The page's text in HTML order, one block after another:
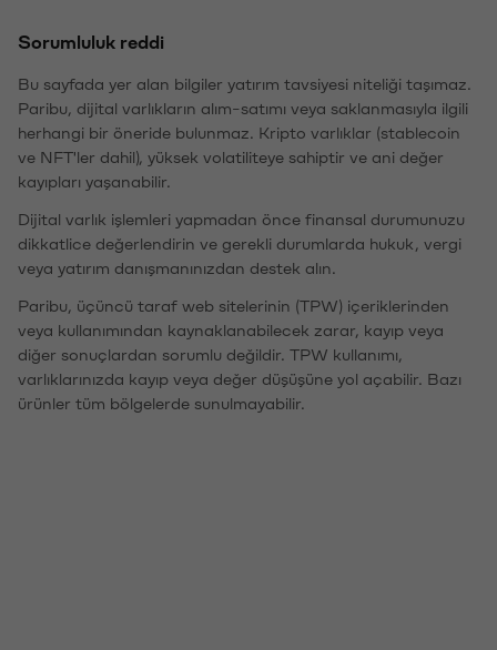
Sorumluluk reddi
Bu sayfada yer alan bilgiler yatırım tavsiyesi niteliği taşımaz.
Paribu, dijital varlıkların alım-satımı veya saklanmasıyla ilgili
herhangi bir öneride bulunmaz. Kripto varlıklar (stablecoin
ve NFT'ler dahil), yüksek volatiliteye sahiptir ve ani değer
kayıpları yaşanabilir.
Dijital varlık işlemleri yapmadan önce finansal durumunuzu
dikkatlice değerlendirin ve gerekli durumlarda hukuk, vergi
veya yatırım danışmanınızdan destek alın.
Paribu, üçüncü taraf web sitelerinin (TPW) içeriklerinden
veya kullanımından kaynaklanabilecek zarar, kayıp veya
diğer sonuçlardan sorumlu değildir. TPW kullanımı,
varlıklarınızda kayıp veya değer düşüşüne yol açabilir. Bazı
ürünler tüm bölgelerde sunulmayabilir.